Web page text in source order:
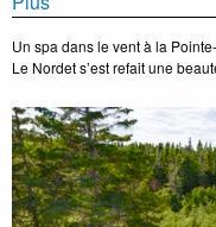
Un spa dans le vent à la
Le Nordet s’est refait une